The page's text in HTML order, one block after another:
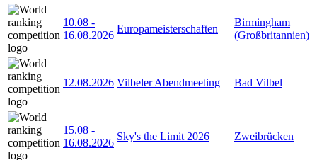
10.08 -
16.08.2026
Europameisterschaften
Birmingham
(Großbritannien)
12.08.2026 Vilbeler Abendmeeting Bad Vilbel
15.08 -
16.08.2026
Sky's the Limit 2026 Zweibrücken